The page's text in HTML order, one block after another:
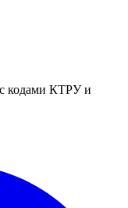
кодами КТРУ и